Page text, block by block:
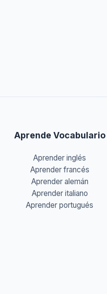
Aprende Vocabulario
Aprender inglés
Aprender francés
Aprender alemán
Aprender italiano
Aprender portugués